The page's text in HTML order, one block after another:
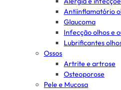
Antiinflamatório
Glaucoma
Infecção olhos e
Lubrificantes
Ossos
Artrite e artrose
Osteoporose
Pele e Mucosa